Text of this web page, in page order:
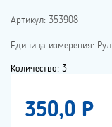
Артикул: 353908
Единица измерения: Рул
Количество: 3
350,0 P